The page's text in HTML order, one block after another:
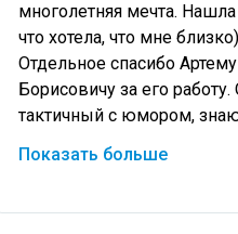
многолетняя мечта.
что хотела, что мне близко)
Отдельное спасибо Артему
Борисовичу за его работу.
тактичный с юмором,
дело! Приятно было
именно с ним. Франшиза
Показать больше